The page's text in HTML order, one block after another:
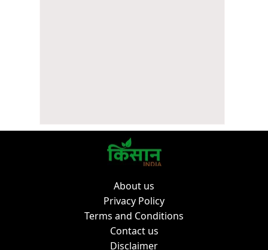
About us
Privacy Policy
Terms and Conditions
Contact us
Disclaimer